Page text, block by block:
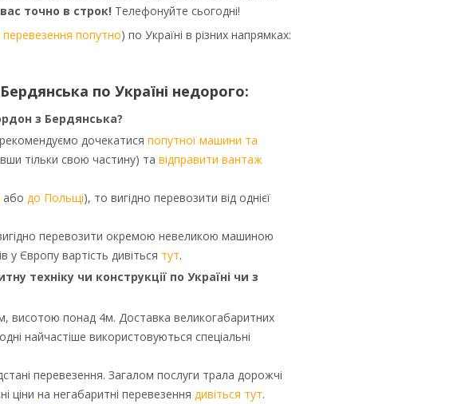
точно в строк! Телефонуйте сьогодні!
перевезення попутно) по Україні в різних напрямках:
по Україні недорого:
з Бердянська?
дочекатися попутної машини та
тільки свою частину) та відправити вантаж
або до Польщі), то вигідно перевозити від однієї
перевозити окремою невеликою машиною
Європу вартість дивіться тут.
техніку чи конструкції по Україні чи з
понад 4м. Доставка великогабаритних
найчастіше використовуються спеціальні
перевезення. Загалом послуги трала дорожчі
ціни на негабаритні перевезення дивіться тут.